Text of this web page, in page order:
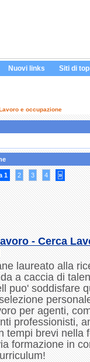
Nuovi links Siti di top
e occupazione
1 2 3 4 »
- Cerca
laureato alla
a caccia di
puo' soddisfare
per agenti,
professionisti,
tempi brevi nella
formazione in